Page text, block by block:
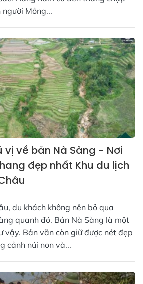
Mông...
vị về bản Nà Sàng - Nơi
đẹp nhất Khu du lịch
du khách không nên bỏ qua
quanh đó. Bản Nà Sàng là một
vậy. Bản vẫn còn giữ được nét đẹp
cảnh núi non và...